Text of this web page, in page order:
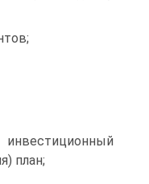
план;